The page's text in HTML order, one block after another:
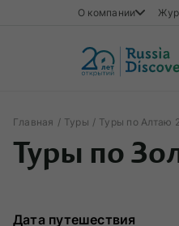
О компании
Каталог
Каталог туров
Регионы
Главная Туры Туры по Алтаю
Туры по
Дата путешествия